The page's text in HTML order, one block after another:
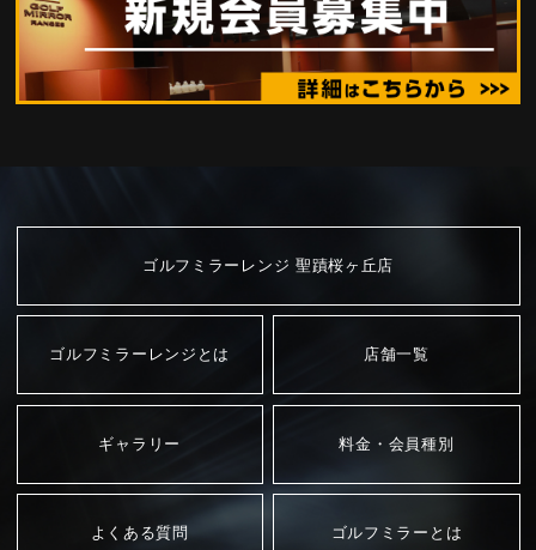
ゴルフミラーレンジ 聖蹟桜ヶ丘店
ゴルフミラーレンジとは 店舗一覧
ギャラリー 料金・会員種別
よくある質問 ゴルフミラーとは